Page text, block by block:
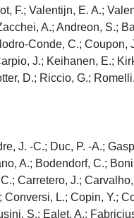
F.; Valentijn, E. A.;
A.; Andreon, S.;
Conde, C.; Coupon,
J.; Keihanen, E.;
D.; Riccio, G.;
J. -C.; Duc, P. -A.;
A.; Bodendorf, C.;
Carretero, J.;
L.; Copin, Y.;
S.; Ealet, A.;